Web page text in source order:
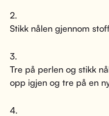
2.
Stikk nålen gjennom
3.
Tre på perlen og stikk
opp igjen og tre på en
4.